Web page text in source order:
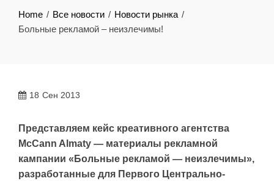
Home Все новости
Новости рынка
Больные рекламой – неизлечимы!
18 Сен 2013
Представляем кейс креативного агентства
McCann Almaty — материалы рекламной
кампании «Больные рекламой — неизлечимы»,
разработанные для Первого Центрально-